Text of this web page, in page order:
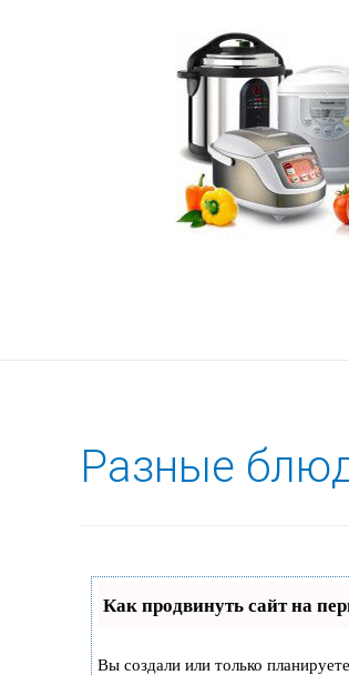
Разные
Как продвинуть сайт на
Вы создали или только